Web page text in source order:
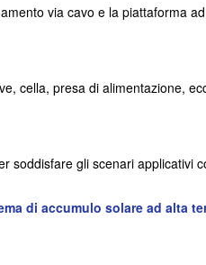
via cavo e la piattaforma
cella, presa di alimentazione,
soddisfare gli scenari applicativi
di accumulo solare ad alta